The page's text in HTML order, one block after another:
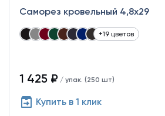
Саморез кровельный 4,8x29
+19 цветов
1 425 ₽ / упак. (250 шт)
Купить в 1 клик